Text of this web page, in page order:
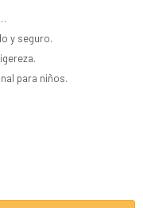
y seguro.
para niños.